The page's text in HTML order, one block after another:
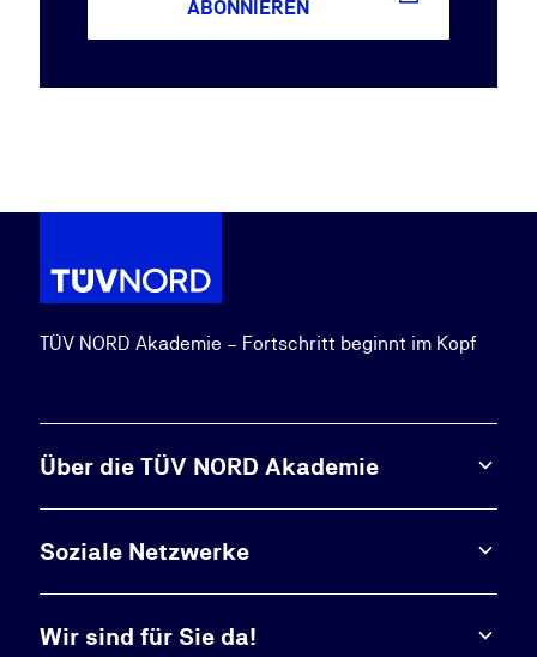
ABONNIEREN
TÜV NORD Akademie – Fortschritt beginnt im Kopf
Über die TÜV NORD Akademie
Soziale Netzwerke
Wir sind für Sie da!